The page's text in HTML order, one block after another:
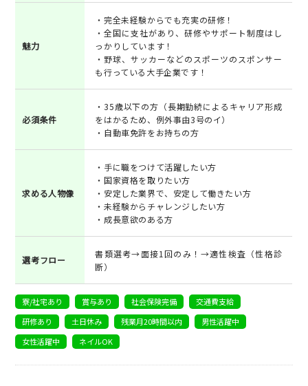
魅力
・完全未経験からでも充実の研修！
・全国に支社があり、研修やサポート制度はし
っかりしています！
・野球、サッカーなどのスポーツのスポンサー
も行っている大手企業です！
必須条件
・35歳以下の方（長期勤続によるキャリア形成
をはかるため、例外事由3号のイ）
・自動車免許をお持ちの方
求める人物像
・手に職をつけて活躍したい方
・国家資格を取りたい方
・安定した業界で、安定して働きたい方
・未経験からチャレンジしたい方
・成長意欲のある方
選考フロー
書類選考→面接1回のみ！→適性検査（性格診
断）
寮/社宅あり 賞与あり 社会保険完備
交通費支給
研修あり
土日休み 残業月20時間以内
男性活躍中
女性活躍中
ネイルOK